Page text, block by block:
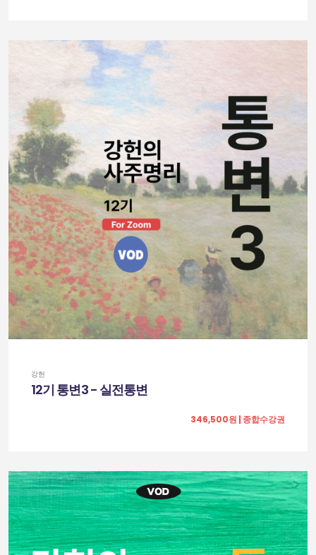
강헌
12기 통변3 - 실전통변
346,500원 | 종합수강권